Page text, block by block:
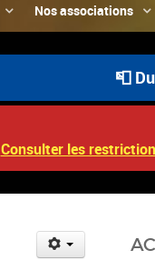
Nos associations
📮 Du 3
Consulter les